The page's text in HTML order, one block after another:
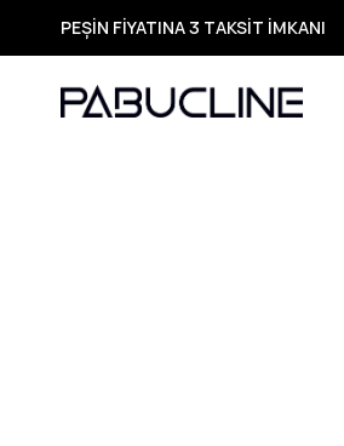
TÜM ÜRÜNLERDE ÜCRETSİZ KARGO
Seçili Ürünlerde Hızlı Teslimat